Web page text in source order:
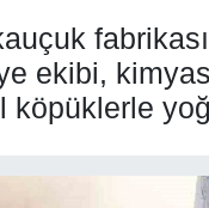
ekibi,